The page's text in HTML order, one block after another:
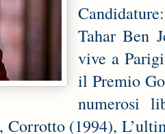
Tahar Ben
vive a
il Premio
numerosi
Corrotto (1994),